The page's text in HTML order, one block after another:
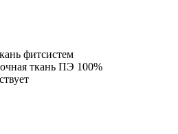
фитсистем
ткань ПЭ 100%